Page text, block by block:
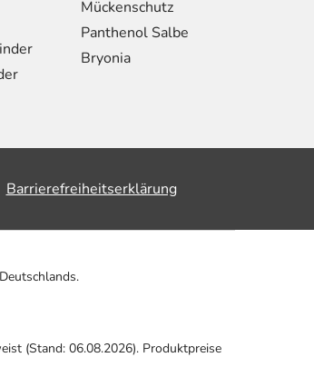
Mückenschutz
Panthenol Salbe
Bryonia
Barrierefreiheitserklärung
(Stand: 06.08.2026). Produktpreise